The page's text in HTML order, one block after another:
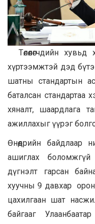
Төлөөлөгчдийн
хүртээмжтэй дэд
шатны стандартын
баталсан стандартаа
хяналт, шаардлага
ажиллахыг үүрэг
Өнөөдрийн байдлаар
ашиглах
дүгнэлт гарсан
хуучны 9 давхар
цахилгаан шат
байгааг Улаанбаатар